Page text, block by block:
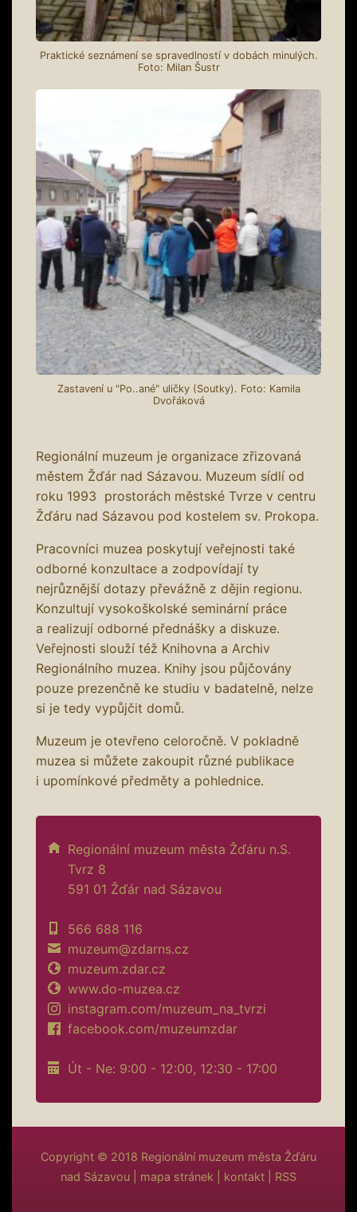
Praktické seznámení se spravedlností v dobách minulých.
Foto: Milan Šustr
Zastavení u "Po..ané" uličky (Soutky). Foto: Kamila
Dvořáková
Regionální muzeum je organizace zřizovaná
městem Žďár nad Sázavou. Muzeum sídlí od
roku 1993 prostorách městské Tvrze v centru
Žďáru nad Sázavou pod kostelem sv. Prokopa.
Pracovníci muzea poskytují veřejnosti také
odborné konzultace a zodpovídají ty
nejrůznější dotazy převážně z dějin regionu.
Konzultují vysokoškolské seminární práce
a realizují odborné přednášky a diskuze.
Veřejnosti slouží též Knihovna a Archiv
Regionálního muzea. Knihy jsou půjčovány
pouze prezenčně ke studiu v badatelně, nelze
si je tedy vypůjčit domů.
Muzeum je otevřeno celoročně. V pokladně
muzea si můžete zakoupit různé publikace
i upomínkové předměty a pohlednice.
Regionální muzeum města Žďáru n.S.
Tvrz 8
591 01 Žďár nad Sázavou
566 688 116
muzeum@zdarns.cz
muzeum.zdar.cz
www.do-muzea.cz
instagram.com/muzeum_na_tvrzi
facebook.com/muzeumzdar
Út - Ne: 9:00 - 12:00, 12:30 - 17:00
Copyright © 2018 Regionální muzeum města Žďáru
nad Sázavou
mapa stránek kontakt RSS